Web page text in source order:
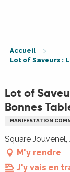
Accueil
Lot of Saveurs :
Lot of
Bonnes
MANIFESTATION
Square Jouvenel,
M'y rendre
J'y vais en